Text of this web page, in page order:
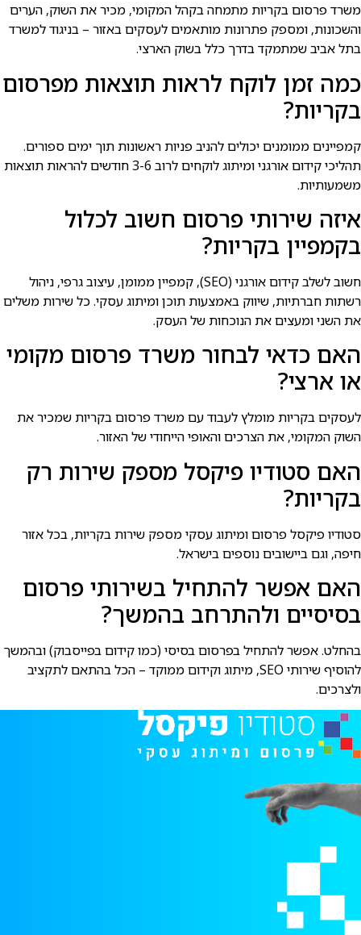
משרד פרסום בקריות מתמחה בקהל המקומי, מכיר את השוק, הערים
והשכונות, ומספק פתרונות מותאמים לעסקים באזור – בניגוד למשרד
בתל אביב שמתמקד בדרך כלל בשוק הארצי.
כמה זמן לוקח לראות תוצאות מפרסום
בקריות?
קמפיינים ממומנים יכולים להניב פניות ראשונות תוך ימים ספורים.
תהליכי קידום אורגני ומיתוג לוקחים לרוב 3-6 חודשים להראות תוצאות
משמעותיות.
איזה שירותי פרסום חשוב לכלול
בקמפיין בקריות?
חשוב לשלב קידום אורגני (SEO), קמפיין ממומן, עיצוב גרפי, ניהול
רשתות חברתיות, שיווק באמצעות תוכן ומיתוג עסקי. כל שירות משלים
את השני ומעצים את הנוכחות של העסק.
האם כדאי לבחור משרד פרסום מקומי
או ארצי?
לעסקים בקריות מומלץ לעבוד עם משרד פרסום בקריות שמכיר את
השוק המקומי, את הצרכים והאופי הייחודי של האזור.
האם סטודיו פיקסל מספק שירות רק
בקריות?
סטודיו פיקסל פרסום ומיתוג עסקי מספק שירות בקריות, בכל אזור
חיפה, וגם ביישובים נוספים בישראל.
האם אפשר להתחיל בשירותי פרסום
בסיסיים ולהתרחב בהמשך?
בהחלט. אפשר להתחיל בפרסום בסיסי (כמו קידום בפייסבוק) ובהמשך
להוסיף שירותי SEO, מיתוג וקידום ממוקד – הכל בהתאם לתקציב
ולצרכים.